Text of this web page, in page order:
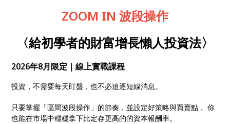
ZOOM IN 波段操作
〈給初學者的財富增長懶人投資法〉
2026年8月限定｜線上實戰課程
投資，不需要每天盯盤，也不必追逐短線消息。
只要掌握「區間波段操作」的節奏，並設定好策略與買賣點， 你
也能在市場中穩穩拿下比定存更高的的資本報酬率。